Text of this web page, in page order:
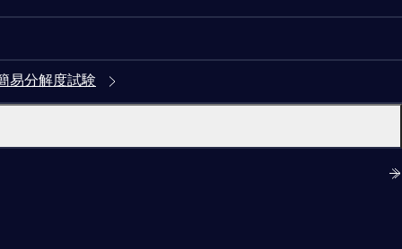
易分解度試験